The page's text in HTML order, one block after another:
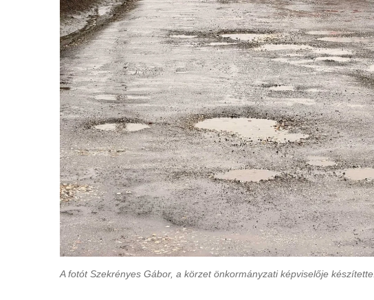
A fotót Szekrényes Gábor, a körzet önkormányzati képviselője készítette.